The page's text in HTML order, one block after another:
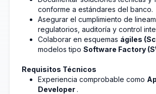
conforme a estándares del banco.
Asegurar el cumplimiento de
regulatorios, auditoría y control
Colaborar en esquemas ágiles
modelos tipo Software Factory
Requisitos Técnicos
Experiencia comprobable como
Developer .